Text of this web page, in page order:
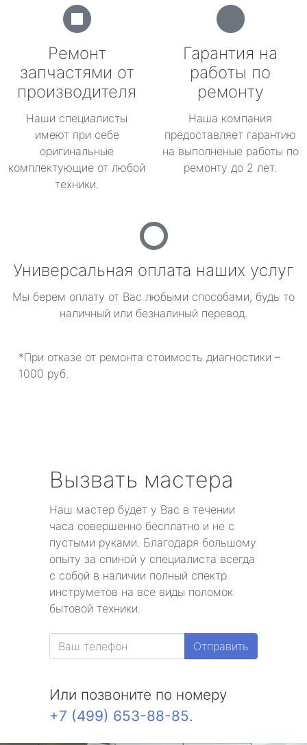
Ремонт
запчастями от
производителя
Наши специалисты
имеют при себе
оригинальные
комплектующие от любой
техники.
Гарантия на
работы по
ремонту
Наша компания
предоставляет гарантию
на выполненые работы по
ремонту до 2 лет.
Универсальная оплата наших услуг
Мы берем оплату от Вас любыми способами, будь то
наличный или безналиный перевод.
*При отказе от ремонта стоимость диагностики –
1000 руб.
Вызвать мастера
Наш мастер будет у Вас в течении
часа совершенно бесплатно и не с
пустыми руками. Благодаря большому
опыту за спиной у специалиста всегда
с собой в наличии полный спектр
инструметов на все виды поломок
бытовой техники.
Отправить
Или позвоните по номеру
+7 (499) 653-88-85.